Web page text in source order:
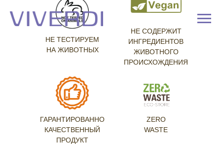
ИНГРЕДИЕНТОВ
ЖИВОТНОГО
ПРОИСХОЖДЕНИЯ
Все не бесконечно в этой жизни, и если
оценивать историю в таком формате,
осознанное поведение должно быть
абсолютно во всем.
НЕ ТЕСТИРУЕМ
НА ЖИВОТНЫХ